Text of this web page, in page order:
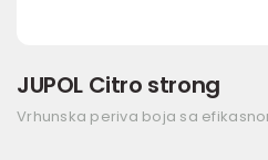
JUPOL Citro strong
Vrhunska periva boja sa